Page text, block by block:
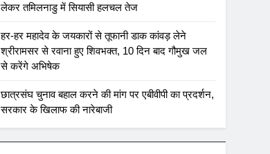
लेकर तमिलनाडु में सियासी हलचल तेज
हर-हर महादेव के जयकारों से तूफानी डाक कांवड़ लेने
श्रीरामसर से रवाना हुए शिवभक्त, 10 दिन बाद गौमुख जल
से करेंगे अभिषेक
छात्रसंघ चुनाव बहाल करने की मांग पर एबीवीपी का प्रदर्शन,
सरकार के खिलाफ की नारेबाजी